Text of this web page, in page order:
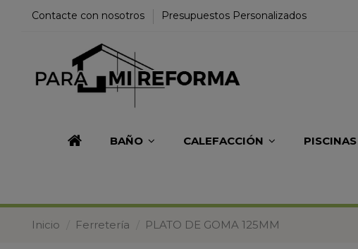
Contacte con nosotros Presupuestos Personalizados
BAÑO CALEFACCIÓN PISCINAS
Inicio Ferretería PLATO DE GOMA 125MM